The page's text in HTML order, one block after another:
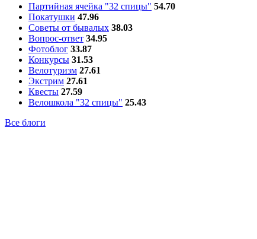
Партийная ячейка "32 спицы" 54.70
Покатушки 47.96
Советы от бывалых 38.03
Вопрос-ответ 34.95
Фотоблог 33.87
Конкурсы 31.53
Велотуризм 27.61
Экстрим 27.61
Квесты 27.59
Велошкола "32 спицы" 25.43
Все блоги